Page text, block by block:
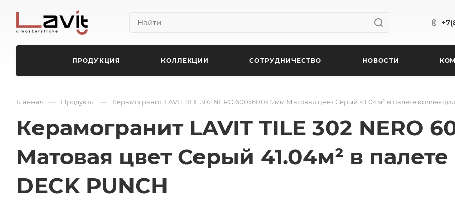
ПРОДУКЦИЯ КОЛЛЕКЦИИ СОТРУДНИЧЕСТВО НОВОСТИ
Главная — Продукты — Керамогранит LAVIT TILE 302 NERO 600x600x12мм Матовая цвет Серый 41.04м² в палете коллекция
Керамогранит LAVIT TILE 302 NERO
Матовая цвет Серый 41.04м² в
DECK PUNCH